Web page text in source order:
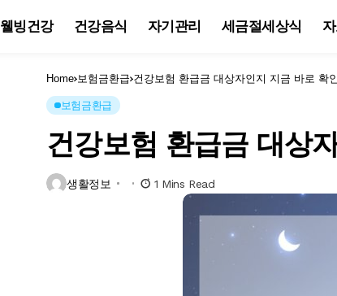
웰빙건강 건강음식 자기관리 세금절세상식
Home 보험금환급 건강보험 환급금 대상자인지 지금 바로 확
보험금환급
건강보험 환급금 대상
생활정보 1 Mins Read